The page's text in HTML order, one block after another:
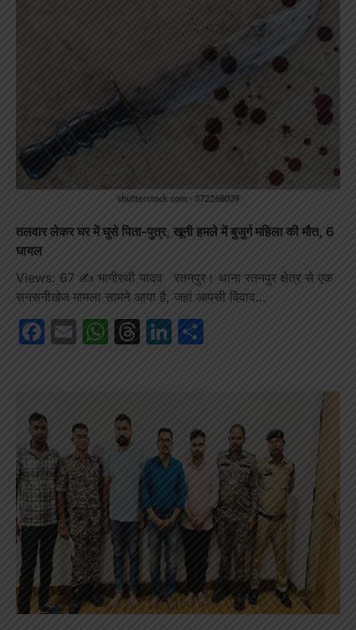
तलवार लेकर घर में घुसे पिता-पुत्र, खूनी हमले में बुजुर्ग महिला की मौत, 6
घायल
Views: 67 ✍️ भागीरथी यादव रतनपुर। थाना रतनपुर क्षेत्र से एक
सनसनीखेज मामला सामने आया है, जहां आपसी विवाद…
Facebook
EmailWhatsApp
Threads
LinkedIn